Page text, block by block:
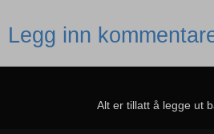
Legg inn
Alt er tillatt å legge ut